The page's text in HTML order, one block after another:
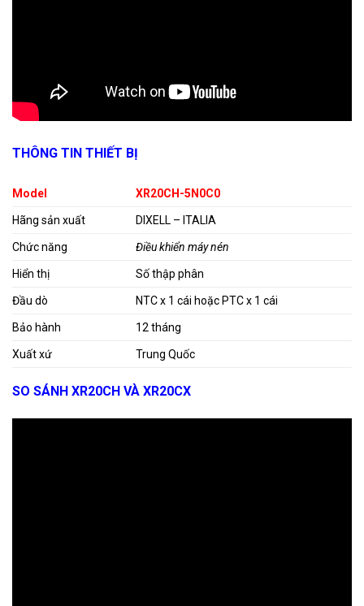
THÔNG TIN THIẾT BỊ
Model XR20CH-5N0C0
Hãng sản xuất DIXELL – ITALIA
Chức năng Điều khiển máy nén
Hiển thị Số thập phân
Đầu dò NTC x 1 cái hoặc PTC x 1 cái
Bảo hành 12 tháng
Xuất xứ Trung Quốc
SO SÁNH XR20CH VÀ XR20CX